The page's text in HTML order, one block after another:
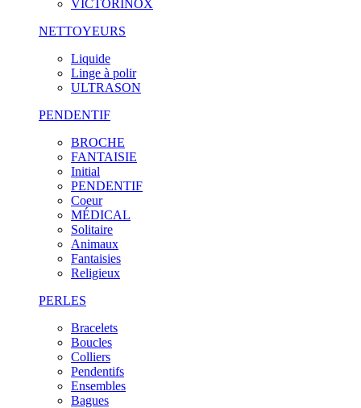
VICTORINOX
NETTOYEURS
Liquide
Linge à polir
ULTRASON
PENDENTIF
BROCHE
FANTAISIE
Initial
PENDENTIF
Coeur
MÉDICAL
Solitaire
Animaux
Fantaisies
Religieux
PERLES
Bracelets
Boucles
Colliers
Pendentifs
Ensembles
Bagues